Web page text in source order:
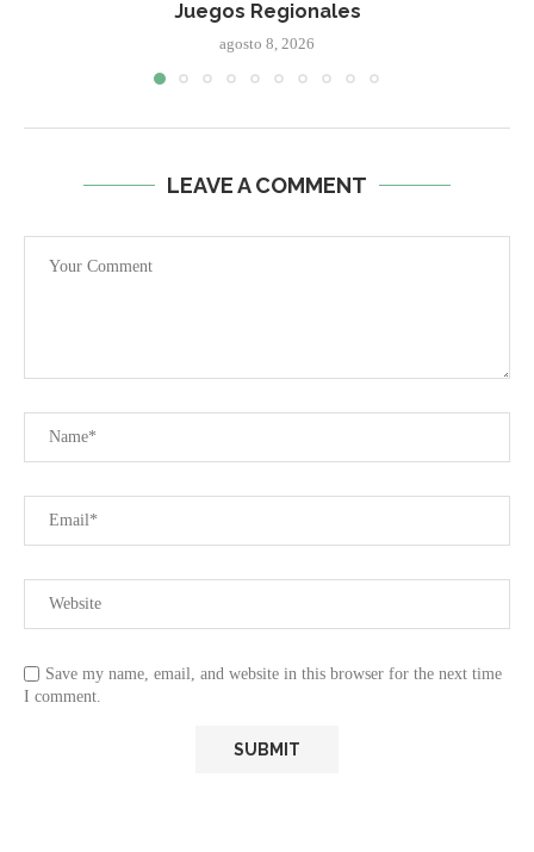
Juegos Regionales
agosto 8, 2026
LEAVE A COMMENT
Save my name, email, and website in this browser for the next time
I comment.